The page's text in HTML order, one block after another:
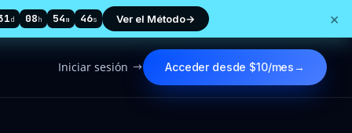
d 08h 54m 45s Ver el Método→ ×
$
Iniciar sesión Acceder desde $10/mes→